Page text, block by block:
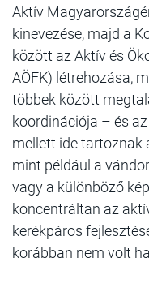
Aktív
kinevezése, majd a
között az Aktív és
AÖFK) létrehozása,
többek között
koordinációja – és
mellett ide tartoznak
mint például a
vagy a különböző
koncentráltan az
kerékpáros
korábban nem volt